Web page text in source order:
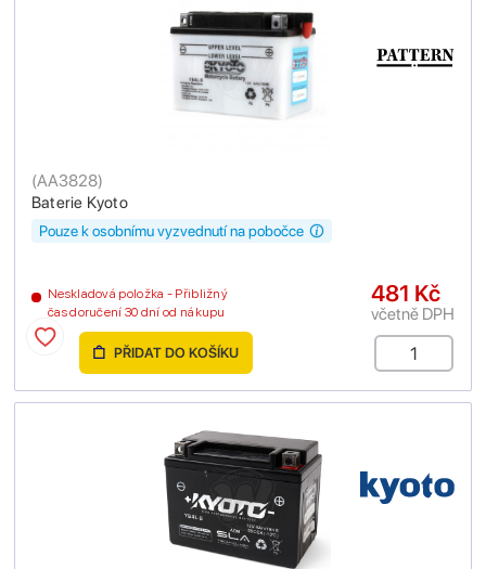
Baterie Kyoto
(AA3828)
Neskladová položka - Přibližný
čas doručení 30 dní od nákupu
Pouze k osobnímu vyzvednutí na pobočce
481 Kč
včetně DPH
PŘIDAT DO KOŠÍKU